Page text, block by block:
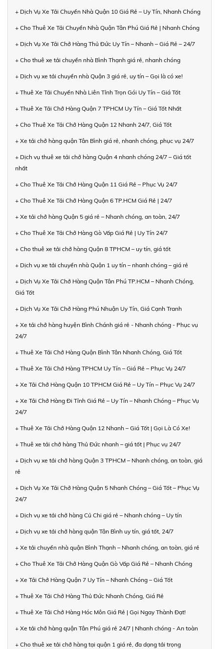
+ Dịch Vụ Xe Tải Chuyển Nhà Quận 10 Giá Rẻ – Uy Tín, Nhanh Chóng
+ Cho Thuê Xe Tải Chuyển Nhà Quận Tân Phú Giá Rẻ | Nhanh Chóng
+ Dịch Vụ Xe Tải Chở Hàng Thủ Đức Uy Tín – Nhanh – Giá Rẻ – 24/7
+ Cho thuê xe tải chuyển nhà Bình Thạnh giá rẻ, nhanh chóng
+ Dịch vụ xe tải chuyển nhà Quận 3 giá rẻ, uy tín – Gọi là có xe!
+ Thuê Xe Tải Chuyển Nhà Liên Tỉnh Trọn Gói Uy Tín – Giá Tốt
+ Thuê Xe Tải Chở Hàng Quận 7 TPHCM Uy Tín – Giá Tốt Nhất
+ Cho Thuê Xe Tải Chở Hàng Quận 12 Nhanh 24/7, Giá Tốt
+ Xe tải chở hàng quận Tân Bình giá rẻ, nhanh chóng, phục vụ 24/7
+ Dịch vụ thuê xe tải chở hàng Quận 4 nhanh chóng 24/7 – Giá tốt
nhất
+ Cho Thuê Xe Tải Chở Hàng Quận 11 Giá Rẻ – Phục Vụ 24/7
+ Cho Thuê Xe Tải Chở Hàng Quận 6 TP.HCM Giá Rẻ | 24/7
+ Xe tải chở hàng Quận 5 giá rẻ – Nhanh chóng, an toàn, 24/7
+ Cho Thuê Xe Tải Chở Hàng Gò Vấp Giá Rẻ | Uy Tín 24/7
+ Cho thuê xe tải chở hàng Quận 8 TPHCM – uy tín, giá tốt
+ Dịch vụ xe tải chuyển nhà Quận 1 uy tín – nhanh chóng – giá rẻ
+ Dịch Vụ Xe Tải Chở Hàng Quận Tân Phú TP.HCM – Nhanh Chóng,
Giá Tốt
+ Dịch Vụ Xe Tải Chở Hàng Phú Nhuận Uy Tín, Giá Cạnh Tranh
+ Xe tải chở hàng huyện Bình Chánh giá rẻ - Nhanh chóng - Phục vụ
24/7
+ Thuê Xe Tải Chở Hàng Quận Bình Tân Nhanh Chóng, Giá Tốt
+ Thuê Xe Tải Chở Hàng TPHCM Uy Tín – Giá Rẻ – Phục Vụ 24/7
+ Xe Tải Chở Hàng Quận 10 TPHCM Giá Rẻ – Uy Tín – Phục Vụ 24/7
+ Xe Tải Chở Hàng Đi Tỉnh Giá Rẻ – Uy Tín – Nhanh Chóng – Phục Vụ
24/7
+ Thuê Xe Tải Chở Hàng Quận 12 Nhanh – Giá Tốt | Gọi Là Có Xe!
+ Thuê xe tải chở hàng Thủ Đức nhanh – giá tốt | Phục vụ 24/7
+ Dịch vụ xe tải chở hàng Quận 3 TPHCM – Nhanh chóng, an toàn, giá
rẻ
+ Dịch Vụ Xe Tải Chở Hàng Quận 5 Nhanh Chóng – Giá Tốt – Phục Vụ
24/7
+ Dịch vụ xe tải chở hàng Củ Chi giá rẻ – Nhanh chóng – Uy tín
+ Dịch vụ xe tải chở hàng quận Tân Bình uy tín, giá tốt, 24/7
+ Xe tải chuyển nhà quận Bình Thạnh – Nhanh chóng, an toàn, giá rẻ
+ Cho Thuê Xe Tải Chở Hàng Quận Gò Vấp Giá Rẻ – Nhanh Chóng
+ Xe Tải Chở Hàng Quận 7 Uy Tín – Nhanh Chóng – Giá Tốt
+ Thuê Xe Tải Chở Hàng Thủ Đức Nhanh Chóng, Giá Rẻ
+ Thuê Xe Tải Chở Hàng Hóc Môn Giá Rẻ | Gọi Ngay Thành Đạt!
+ Xe tải chở hàng quận Tân Phú giá rẻ 24/7 | Nhanh chóng - An toàn
+ Cho thuê xe tải chở hàng tại quận 1 giá rẻ, đa dạng tải trọng